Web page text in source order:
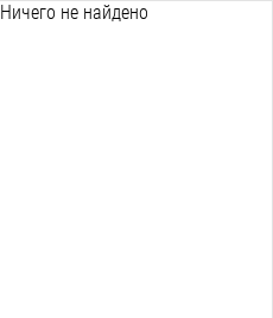
Ничего не найдено